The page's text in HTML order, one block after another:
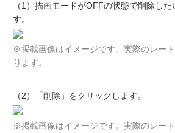
（1）描画モードがOFFの状態で削除し
す。
※掲載画像はイメージです。実際のレー
ります。
（2）「削除」をクリックします。
※掲載画像はイメージです。実際のレー